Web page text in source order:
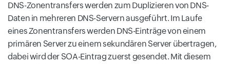
DNS-Zonentransfers werden zum Duplizieren von DNS-
Daten in mehreren DNS-Servern ausgeführt. Im Laufe
eines Zonentransfers werden DNS-Einträge von einem
primären Server zu einem sekundären Server übertragen,
dabei wird der SOA-Eintrag zuerst gesendet. Mit diesem